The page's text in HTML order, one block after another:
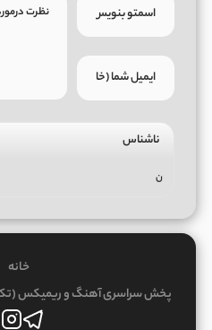
ناشناس
ن
خانه
پخش سراسری آهنگ و ریمیکس (تک